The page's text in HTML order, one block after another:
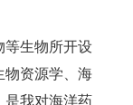
等生物所开设
物资源学、海
是我对海洋药